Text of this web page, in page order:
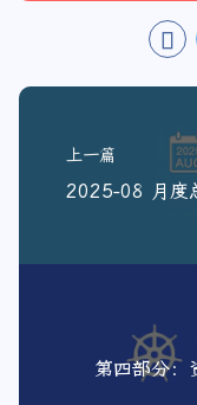
上一篇
2025-08 月度
第四部分：